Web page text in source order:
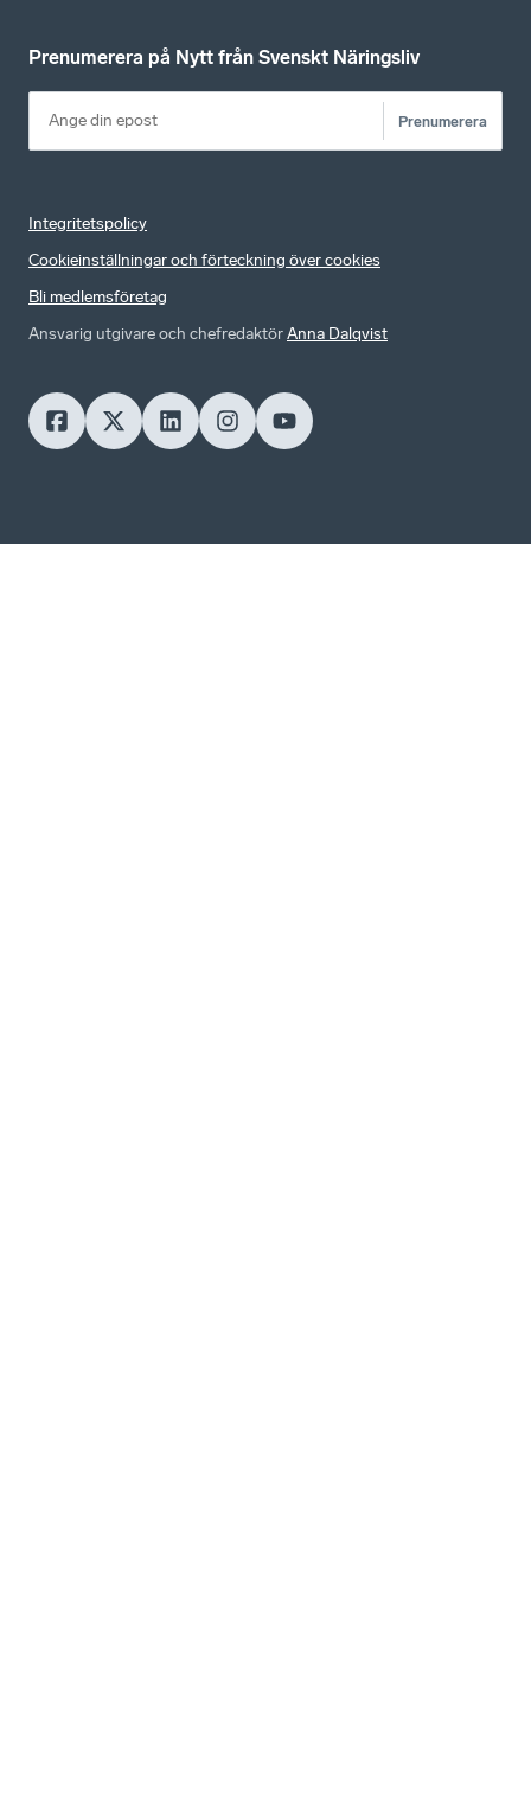
Prenumerera på Nytt från Svenskt Näringsliv
Prenumerera
Integritetspolicy
Cookieinställningar och förteckning över cookies
Bli medlemsföretag
Ansvarig utgivare och chefredaktörAnna Dalqvist